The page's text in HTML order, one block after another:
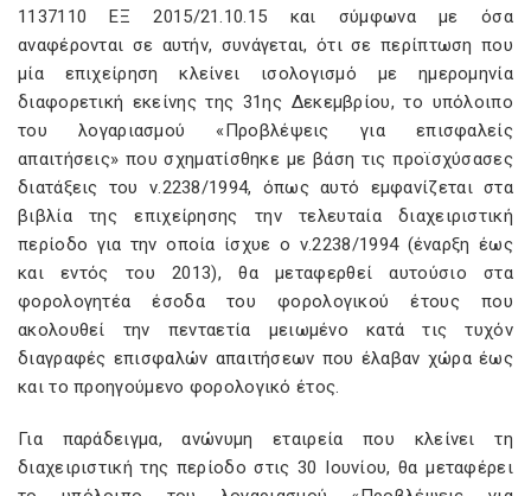
1137110 ΕΞ 2015/21.10.15 και σύμφωνα με όσα
αναφέρονται σε αυτήν, συνάγεται, ότι σε περίπτωση που
μία επιχείρηση κλείνει ισολογισμό με ημερομηνία
διαφορετική εκείνης της 31ης Δεκεμβρίου, το υπόλοιπο
του λογαριασμού «Προβλέψεις για επισφαλείς
απαιτήσεις» που σχηματίσθηκε με βάση τις προϊσχύσασες
διατάξεις του ν.2238/1994, όπως αυτό εμφανίζεται στα
βιβλία της επιχείρησης την τελευταία διαχειριστική
περίοδο για την οποία ίσχυε ο ν.2238/1994 (έναρξη έως
και εντός του 2013), θα μεταφερθεί αυτούσιο στα
φορολογητέα έσοδα του φορολογικού έτους που
ακολουθεί την πενταετία μειωμένο κατά τις τυχόν
διαγραφές επισφαλών απαιτήσεων που έλαβαν χώρα έως
και το προηγούμενο φορολογικό έτος.
Για παράδειγμα, ανώνυμη εταιρεία που κλείνει τη
διαχειριστική της περίοδο στις 30 Ιουνίου, θα μεταφέρει